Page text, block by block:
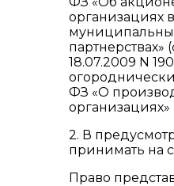
организациях
партнерствах»
18.07.2009 N
ФЗ «О
организациях»
2. В
принимать на
Право